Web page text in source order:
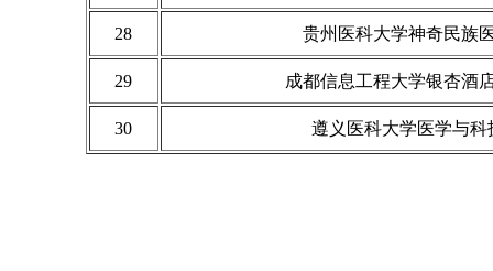
28 贵州医科大学神奇民族
29 成都信息工程大学银杏酒
30 遵义医科大学医学与科